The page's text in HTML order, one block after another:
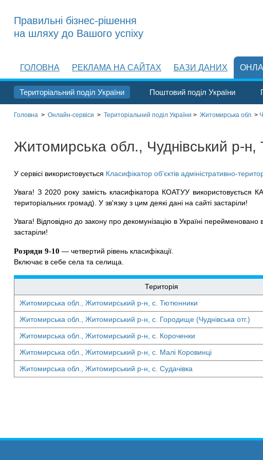
Правильні бізнес-рішення
на шляху до Вашого успіху
ГОЛОВНА РЕКЛАМА НА САЙТАХ БАЗИ ДАНИХ
Територіальний поділ України Поштовий поділ України
Головна > Онлайн-сервіси > Територіальний поділ України > Житомирська обл. >
Житомирська обл., Чуднівський р-
У сервісі використовується Класифікатор об'єктів адміністративно-
Увага! З 2020 року замість класифікатора КОАТУУ використовується
територіальних громад). У зв'язку з цим деякі дані на сайті застаріли!
Увага! Відповідно до закону про декомунізацію в Україні
застаріли!
Розряди 9-10 — четвертий рівень класифікації.
Включає в себе села та селища.
Територія
Житомирська обл., Житомирський р-н, с. Тютюнники
Житомирська обл., Житомирський р-н, с. Городище (Чуднівська отг.)
Житомирська обл., Житомирський р-н, с. Короченки
Житомирська обл., Житомирський р-н, с. Малі Коровинці
Житомирська обл., Житомирський р-н, с. Судачівка